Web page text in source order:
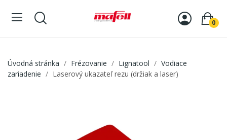
0
Úvodná stránka Frézovanie Lignatool
Vodiace
zariadenie
Laserový ukazateľ rezu (držiak a laser)